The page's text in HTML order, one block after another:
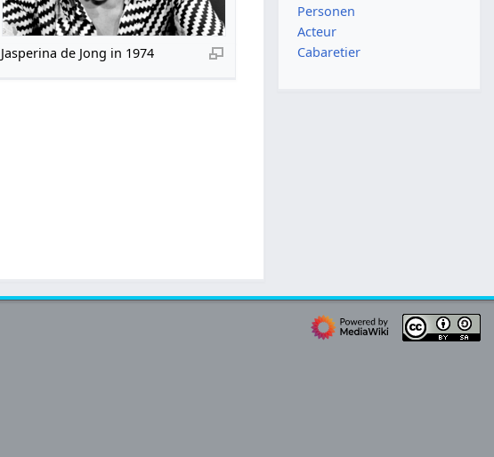
Jasperina de Jong in 1974
Personen
Acteur
Cabaretier